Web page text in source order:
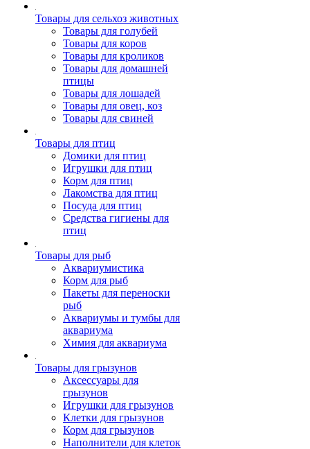
Товары для сельхоз животных
Товары для голубей
Товары для коров
Товары для кроликов
Товары для домашней
птицы
Товары для лошадей
Товары для овец, коз
Товары для свиней
Товары для птиц
Домики для птиц
Игрушки для птиц
Корм для птиц
Лакомства для птиц
Посуда для птиц
Средства гигиены для
птиц
Товары для рыб
Аквариумистика
Корм для рыб
Пакеты для переноски
рыб
Аквариумы и тумбы для
аквариума
Химия для аквариума
Товары для грызунов
Аксессуары для
грызунов
Игрушки для грызунов
Клетки для грызунов
Корм для грызунов
Наполнители для клеток